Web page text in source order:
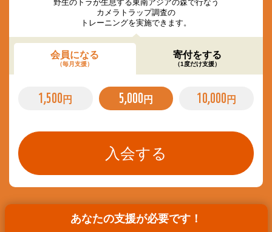
あなたの支援が必要です！
野生のトラが生息する東南アジアの森で行なう
カメラトラップ調査の
トレーニングを実施できます。
会員になる
（毎月支援）
寄付をする
（1度だけ支援）
1,500 円 5,000 円 10,000 円
遺贈遺言・高額寄付に関するご相談は こちら